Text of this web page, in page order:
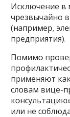
Исключение в
чрезвычайно
(например,
предприятия).
Помимо
применяют
словам вице-
или не